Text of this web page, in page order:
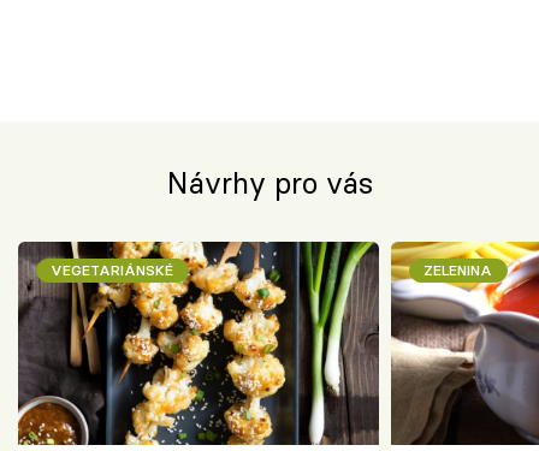
Návrhy pro vás
VEGETARIÁNSKÉ ZELENINA